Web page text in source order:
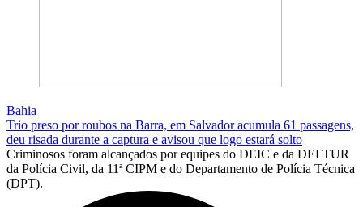
Bahia
Trio preso por roubos na Barra, em Salvador acumula 61 passagens,
deu risada durante a captura e avisou que logo estará solto
Criminosos foram alcançados por equipes do DEIC e da DELTUR
da Polícia Civil, da 11ª CIPM e do Departamento de Polícia Técnica
(DPT).